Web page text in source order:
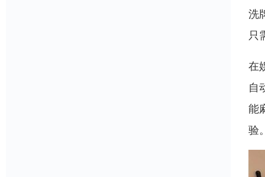
洗
只
在
自
能
验